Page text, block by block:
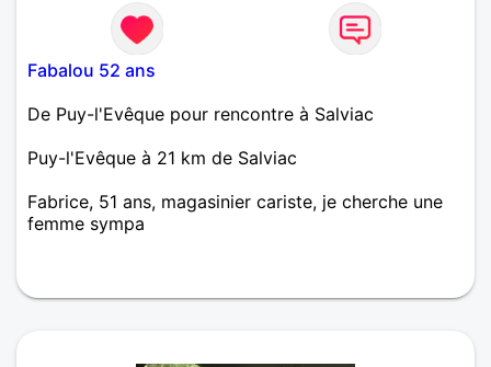
Fabalou 52 ans
De Puy-l'Evêque pour rencontre à Salviac
Puy-l'Evêque à 21 km de Salviac
Fabrice, 51 ans, magasinier cariste, je cherche une
femme sympa